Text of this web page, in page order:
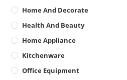
Home And Decorate
Health And Beauty
Home Appliance
Kitchenware
Office Equipment